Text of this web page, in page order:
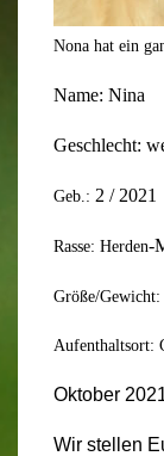
Nona hat ein
Name: Nina
Geschlecht:
Geb.: 2 / 2021
Rasse: Herden-
Größe/Gewicht:
Aufenthaltsort:
Oktober
Wir stellen